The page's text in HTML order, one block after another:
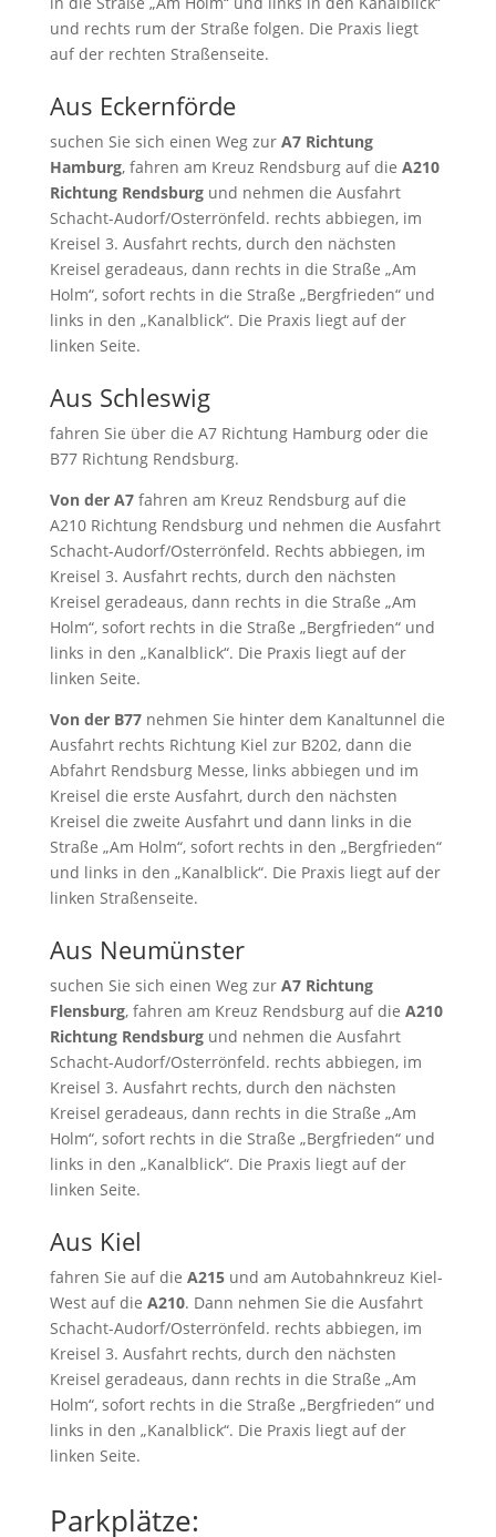
und rechts rum der Straße folgen. Die Praxis liegt
auf der rechten Straßenseite.
Aus Eckernförde
suchen Sie sich einen Weg zur A7 Richtung
Hamburg, fahren am Kreuz Rendsburg auf die A210
Richtung Rendsburgund nehmen die Ausfahrt
Schacht-Audorf/Osterrönfeld. rechts abbiegen, im
Kreisel 3. Ausfahrt rechts, durch den nächsten
Kreisel geradeaus, dann rechts in die Straße „Am
Holm“, sofort rechts in die Straße „Bergfrieden“ und
links in den „Kanalblick“. Die Praxis liegt auf der
linken Seite.
Aus Schleswig
fahren Sie über die A7 Richtung Hamburg oder die
B77 Richtung Rendsburg.
Von der A7fahren am Kreuz Rendsburg auf die
A210 Richtung Rendsburg und nehmen die Ausfahrt
Schacht-Audorf/Osterrönfeld. Rechts abbiegen, im
Kreisel 3. Ausfahrt rechts, durch den nächsten
Kreisel geradeaus, dann rechts in die Straße „Am
Holm“, sofort rechts in die Straße „Bergfrieden“ und
links in den „Kanalblick“. Die Praxis liegt auf der
linken Seite.
Von der B77nehmen Sie hinter dem Kanaltunnel die
Ausfahrt rechts Richtung Kiel zur B202, dann die
Abfahrt Rendsburg Messe, links abbiegen und im
Kreisel die erste Ausfahrt, durch den nächsten
Kreisel die zweite Ausfahrt und dann links in die
Straße „Am Holm“, sofort rechts in den „Bergfrieden“
und links in den „Kanalblick“. Die Praxis liegt auf der
linken Straßenseite.
Aus Neumünster
suchen Sie sich einen Weg zur A7 Richtung
Flensburg, fahren am Kreuz Rendsburg auf die A210
Richtung Rendsburgund nehmen die Ausfahrt
Schacht-Audorf/Osterrönfeld. rechts abbiegen, im
Kreisel 3. Ausfahrt rechts, durch den nächsten
Kreisel geradeaus, dann rechts in die Straße „Am
Holm“, sofort rechts in die Straße „Bergfrieden“ und
links in den „Kanalblick“. Die Praxis liegt auf der
linken Seite.
Aus Kiel
fahren Sie auf die A215und am Autobahnkreuz Kiel-
West auf die A210. Dann nehmen Sie die Ausfahrt
Schacht-Audorf/Osterrönfeld. rechts abbiegen, im
Kreisel 3. Ausfahrt rechts, durch den nächsten
Kreisel geradeaus, dann rechts in die Straße „Am
Holm“, sofort rechts in die Straße „Bergfrieden“ und
links in den „Kanalblick“. Die Praxis liegt auf der
linken Seite.
Parkplätze: